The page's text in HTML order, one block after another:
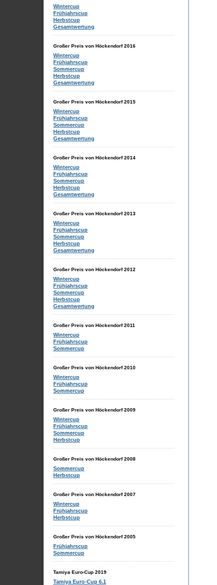
Wintercup
Frühjahrscup
Herbstcup
Gesamtwertung
Großer Preis von Höckendorf 2016
Wintercup
Frühjahrscup
Sommercup
Herbstcup
Gesamtwertung
Großer Preis von Höckendorf 2015
Wintercup
Frühjahrscup
Sommercup
Herbstcup
Gesamtwertung
Großer Preis von Höckendorf 2014
Wintercup
Frühjahrscup
Sommercup
Herbstcup
Gesamtwertung
Großer Preis von Höckendorf 2013
Wintercup
Frühjahrscup
Sommercup
Herbstcup
Gesamtwertung
Großer Preis von Höckendorf 2012
Wintercup
Frühjahrscup
Sommercup
Herbstcup
Gesamtwertung
Großer Preis von Höckendorf 2011
Wintercup
Frühjahrscup
Sommercup
Großer Preis von Höckendorf 2010
Wintercup
Frühjahrscup
Sommercup
Großer Preis von Höckendorf 2009
Wintercup
Frühjahrscup
Sommercup
Herbstcup
Großer Preis von Höckendorf 2008
Sommercup
Herbstcup
Großer Preis von Höckendorf 2007
Wintercup
Frühjahrscup
Herbstcup
Großer Preis von Höckendorf 2005
Frühjahrscup
Sommercup
Tamiya Euro-Cup 2019
Tamiya Euro-Cup 6.1